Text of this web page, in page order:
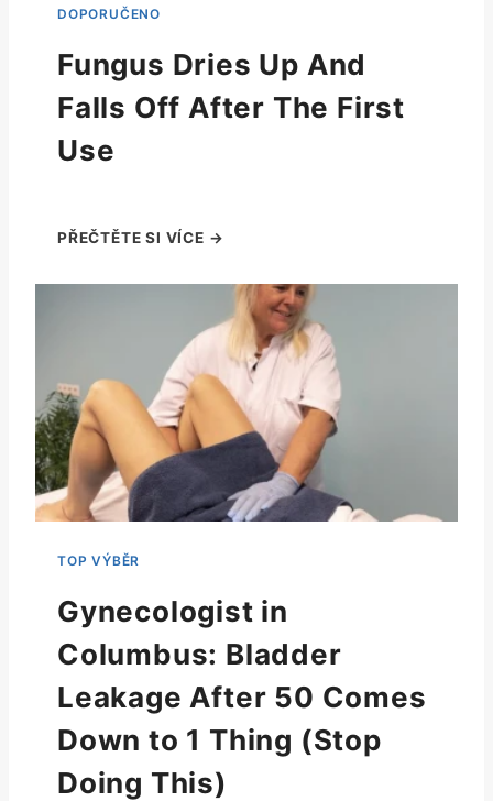
Fungus Dries Up And
Falls Off After The First
Use
Gynecologist in
Columbus: Bladder
Leakage After 50 Comes
Down to 1 Thing (Stop
Doing This)